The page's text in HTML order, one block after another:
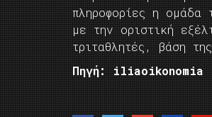
πληροφορίες η ομάδα
με την οριστική
τριταθλητές, βάση
Πηγή: iliaoikonomia